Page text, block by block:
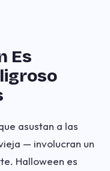
Es
asustan a las
— involucran un
Halloween es